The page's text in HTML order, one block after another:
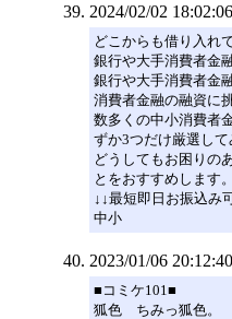
2024/02/02 18:02:06
どこからも借り入れ
銀行や大手消費者金
銀行や大手消費者金
消費者金融の融資に
数多くの中小消費者
ずか3つだけ厳選して
どうしてもお困りの
とをおすすめします。
↓↓最短即日お振込み
中小
2023/01/06 20:12:40
■コミケ101■
狐色 ちみっ狐色。